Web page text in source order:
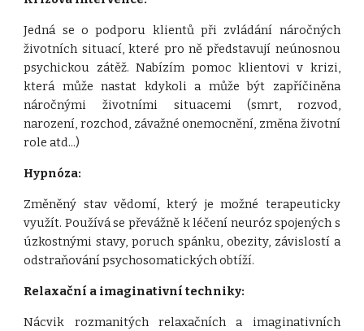
Jedná se o podporu klientů při zvládání náročných
životních situací, které pro ně představují neúnosnou
psychickou zátěž. Nabízím pomoc klientovi v krizi,
která může nastat kdykoli a může být zapříčiněna
náročnými životními situacemi (smrt, rozvod,
narození, rozchod, závažné onemocnění, změna životní
role atd...)
Hypnóza:
Změněný stav vědomí, který je možné terapeuticky
využít. Používá se převážně k léčení neuróz spojených s
úzkostnými stavy, poruch spánku, obezity, závislostí a
odstraňování psychosomatických obtíží.
Relaxační a imaginativní techniky:
Nácvik rozmanitých relaxačních a imaginativních